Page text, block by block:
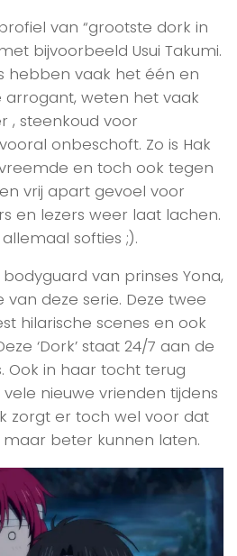
van “grootste dork in
bijvoorbeeld Usui Takumi.
hebben vaak het één en
arrogant, weten het vaak
, steenkoud voor
onbeschoft. Zo is Hak
en toch ook tegen
vrij apart gevoel voor
en lezers weer laat lachen.
softies ;).
van prinses Yona,
deze serie. Deze twee
hilarische scenes en ook
‘Dork’ staat 24/7 aan de
Ook in haar tocht terug
nieuwe vrienden tijdens
zorgt er toch wel voor dat
beter kunnen laten.